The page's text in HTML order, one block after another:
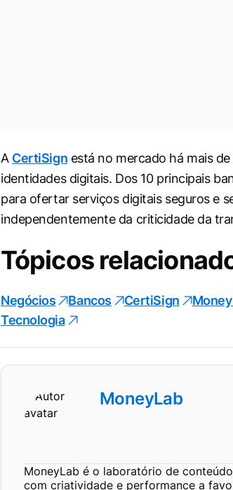
A CertiSign está no mercado há mais
identidades digitais. Dos 10 principais
para ofertar serviços digitais seguros e
independentemente da criticidade da
Tópicos
Negócios Bancos CertiSign
Tecnologia
MoneyLab
MoneyLab é o laboratório de
com criatividade e performance a